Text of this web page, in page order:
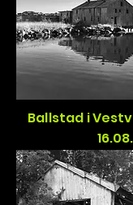
Ballstad i